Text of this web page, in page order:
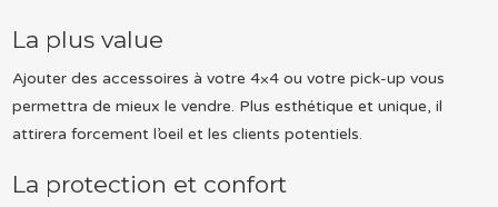
La plus value
Ajouter des accessoires à votre 4×4 ou votre pick-up vous
permettra de mieux le vendre. Plus esthétique et unique, il
attirera forcement l’oeil et les clients potentiels.
La protection et confort